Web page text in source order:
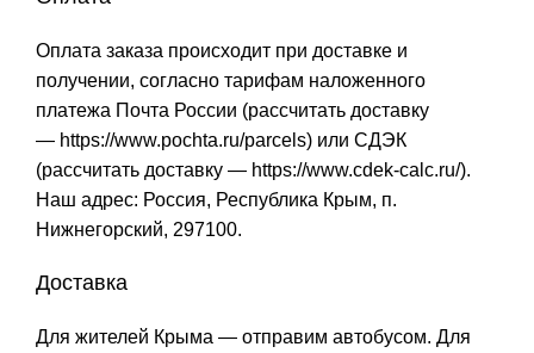
Оплата заказа происходит при доставке и
получении, согласно тарифам наложенного
платежа Почта России (рассчитать доставку
— https://www.pochta.ru/parcels) или СДЭК
(рассчитать доставку — https://www.cdek-calc.ru/).
Наш адрес: Россия, Республика Крым, п.
Нижнегорский, 297100.
Доставка
Для жителей Крыма — отправим автобусом. Для